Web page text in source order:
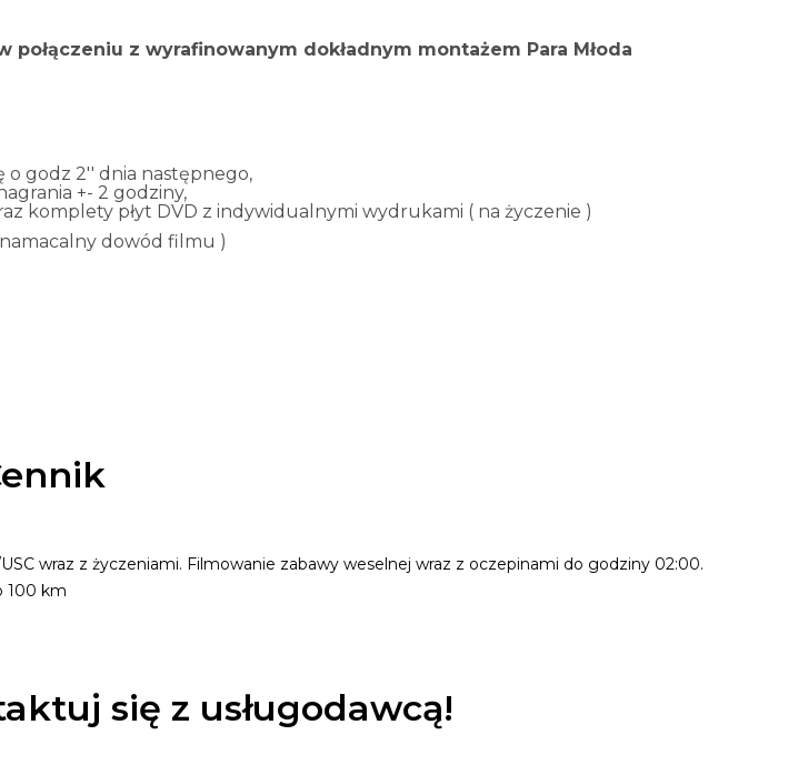
z wyrafinowanym dokładnym montażem Para Młoda
godz 2'' dnia następnego,
+- 2 godziny,
komplety płyt DVD z indywidualnymi wydrukami ( na życzenie )
dowód filmu )
wraz z życzeniami. Filmowanie zabawy weselnej wraz z oczepinami do godziny 02:00.
100 km
się z usługodawcą!